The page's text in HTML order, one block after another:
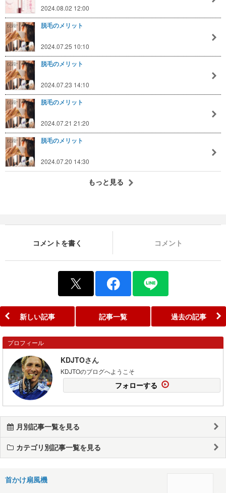
2024.08.02 12:00
脱毛のメリット
2024.07.25 10:10
脱毛のメリット
2024.07.23 14:10
脱毛のメリット
2024.07.21 21:20
脱毛のメリット
2024.07.20 14:30
もっと見る
コメントを書く コメント
新しい記事 記事一覧 過去の記事
プロフィール
KDJTOさん
KDJTOのブログへようこそ
フォローする
月別記事一覧を見る
カテゴリ別記事一覧を見る
首かけ扇風機